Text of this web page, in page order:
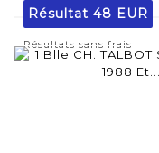
Résultat 48 EUR
Résultats sans frais